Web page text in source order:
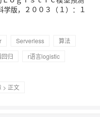
学版，２００３（１）：１
Serverless
算法
归
r语言logistic
> 正文